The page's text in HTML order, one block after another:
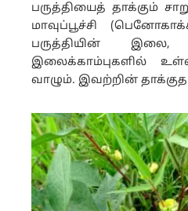
பருத்தியைத் தாக்கும்
மாவுப்பூச்சி
பருத்தியின்
இலைக்காம்புகளில்
வாழும். இவற்றின்